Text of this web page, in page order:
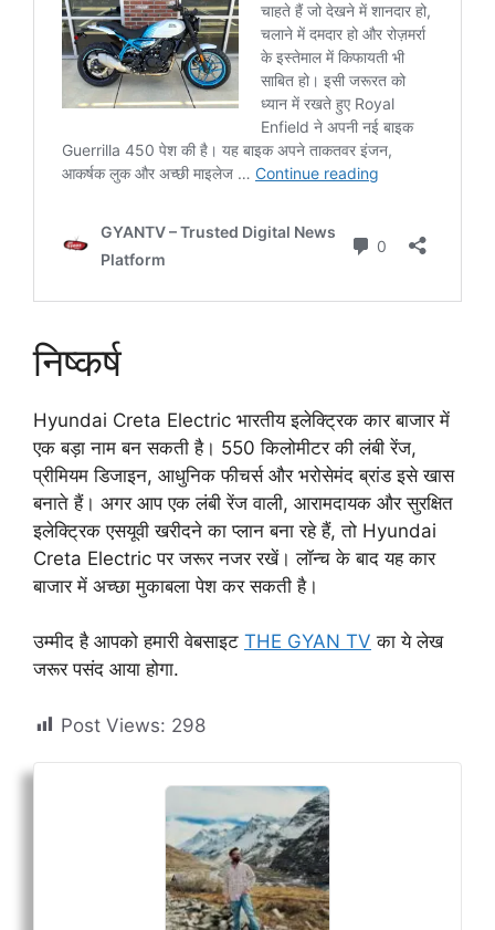
निष्कर्ष
Hyundai Creta Electric भारतीय इलेक्ट्रिक कार बाजार में
एक बड़ा नाम बन सकती है। 550 किलोमीटर की लंबी रेंज,
प्रीमियम डिजाइन, आधुनिक फीचर्स और भरोसेमंद ब्रांड इसे खास
बनाते हैं। अगर आप एक लंबी रेंज वाली, आरामदायक और सुरक्षित
इलेक्ट्रिक एसयूवी खरीदने का प्लान बना रहे हैं, तो Hyundai
Creta Electric पर जरूर नजर रखें। लॉन्च के बाद यह कार
बाजार में अच्छा मुकाबला पेश कर सकती है।
उम्मीद है आपको हमारी वेबसाइट THE GYAN TV का ये लेख
जरूर पसंद आया होगा.
Post Views: 298